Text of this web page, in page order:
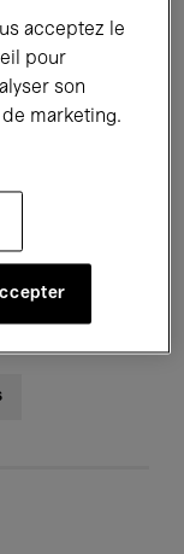
acceptez le
pour
son
marketing.